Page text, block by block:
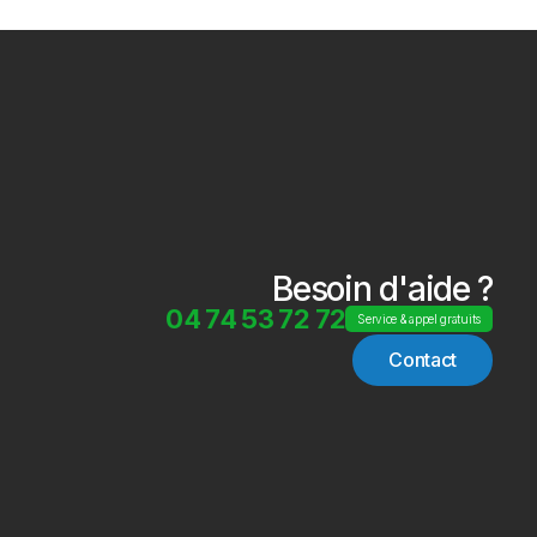
Besoin d'aide ?
04 74 53 72 72 Service & appel gratuits
Contact